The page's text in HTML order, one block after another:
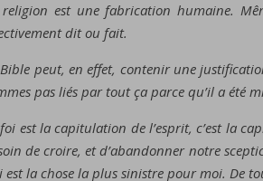
est une fabrication humaine.
dit ou fait.
peut, en effet, contenir une
pas liés par tout ça parce qu’il a été
est la capitulation de l’esprit, c’est la
de croire, et d’abandonner notre
est la chose la plus sinistre pour moi. De